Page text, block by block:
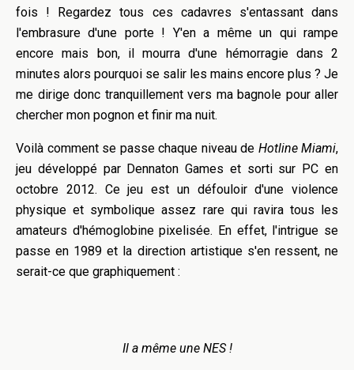
fois ! Regardez tous ces cadavres s'entassant dans
l'embrasure d'une porte ! Y'en a même un qui rampe
encore mais bon, il mourra d'une hémorragie dans 2
minutes alors pourquoi se salir les mains encore plus ? Je
me dirige donc tranquillement vers ma bagnole pour aller
chercher mon pognon et finir ma nuit.
Voilà comment se passe chaque niveau de Hotline Miami,
jeu développé par Dennaton Games et sorti sur PC en
octobre 2012. Ce jeu est un défouloir d'une violence
physique et symbolique assez rare qui ravira tous les
amateurs d'hémoglobine pixelisée. En effet, l'intrigue se
passe en 1989 et la direction artistique s'en ressent, ne
serait-ce que graphiquement :
Il a même une NES !